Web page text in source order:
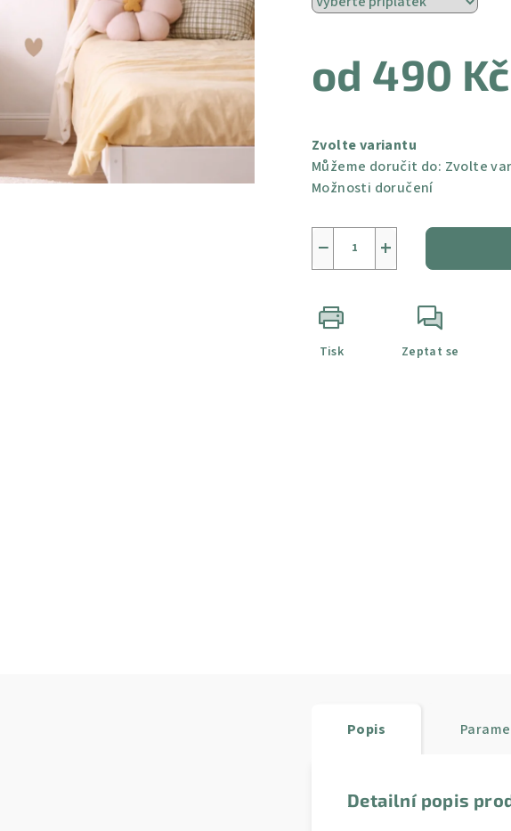
od 490 Kč
cena:
Zvolte variantu
Můžeme doručit do: Zvolte
Možnosti doručení
+
−
Tisk Zeptat se
Popis
Detailní popis